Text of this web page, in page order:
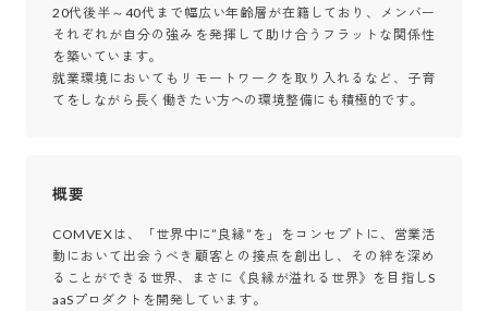
20代後半～40代まで幅広い年齢層が在籍しており、メンバー
それぞれが自分の強みを発揮して助け合うフラットな関係性
を築いています。
就業環境においてもリモートワークを取り入れるなど、子育
てをしながら長く働きたい方への環境整備にも積極的です。
概要
COMVEXは、「世界中に”良縁”を」をコンセプトに、営業活
動において出会うべき顧客との接点を創出し、その絆を深め
ることができる世界、まさに《良縁が溢れる世界》を目指しS
aaSプロダクトを開発しています。